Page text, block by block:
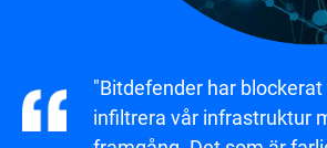
"Bitdefender har
infiltrera vår infrastruktur